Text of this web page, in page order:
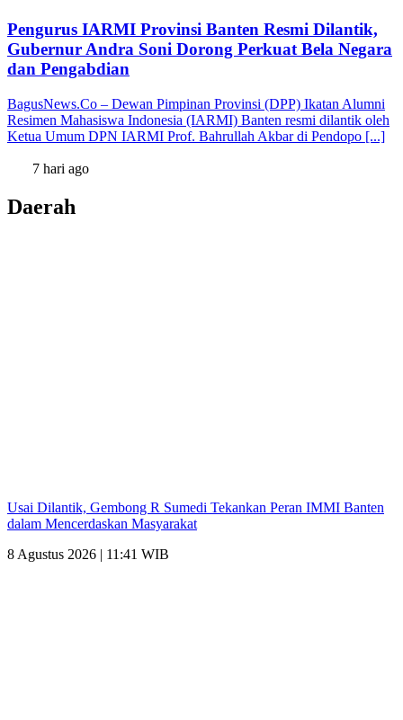
Pengurus IARMI Provinsi Banten Resmi Dilantik,
Gubernur Andra Soni Dorong Perkuat Bela Negara
dan Pengabdian
BagusNews.Co – Dewan Pimpinan Provinsi (DPP) Ikatan Alumni
Resimen Mahasiswa Indonesia (IARMI) Banten resmi dilantik oleh
Ketua Umum DPN IARMI Prof. Bahrullah Akbar di Pendopo [...]
7 hari ago
Daerah
Usai Dilantik, Gembong R Sumedi Tekankan Peran IMMI Banten
dalam Mencerdaskan Masyarakat
8 Agustus 2026 | 11:41 WIB